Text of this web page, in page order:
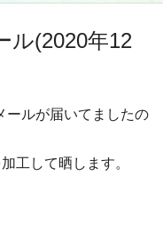
ル(2020年12
ールが届いてましたの
工して晒します。